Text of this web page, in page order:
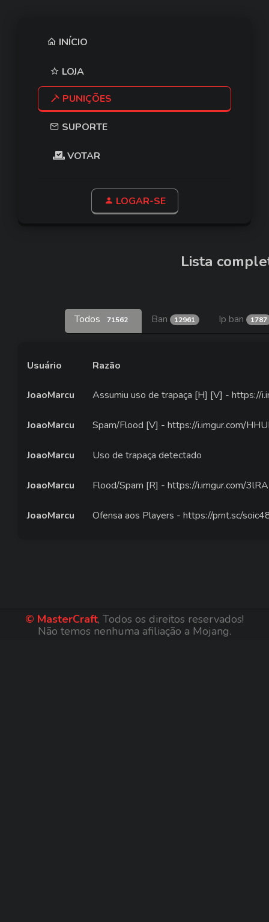
INÍCIO
LOJA
PUNIÇÕES
SUPORTE
VOTAR
LOGAR-SE
Lista
Todos 71562 Ban 12961 Ip ban 1787
Usuário Razão
JoaoMarcu Assumiu uso de trapaça [H] [V] - https://
JoaoMarcu Spam/Flood [V] - https://i.imgur.com/
JoaoMarcu Uso de trapaça detectado
JoaoMarcu Flood/Spam [R] - https://i.imgur.com/
JoaoMarcu Ofensa aos Players - https://prnt.sc/
© MasterCraft, Todos os direitos reservados!
Não temos nenhuma afiliação a Mojang.